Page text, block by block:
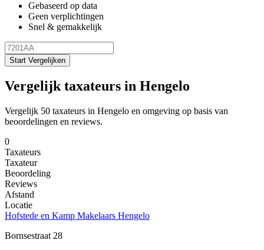
Gebaseerd op data
Geen verplichtingen
Snel & gemakkelijk
Start Vergelijken
Vergelijk taxateurs in Hengelo
Vergelijk 50 taxateurs in Hengelo en omgeving op basis van
beoordelingen en reviews.
0
Taxateurs
Taxateur
Beoordeling
Reviews
Afstand
Locatie
Hofstede en Kamp Makelaars Hengelo
Bornsestraat 28